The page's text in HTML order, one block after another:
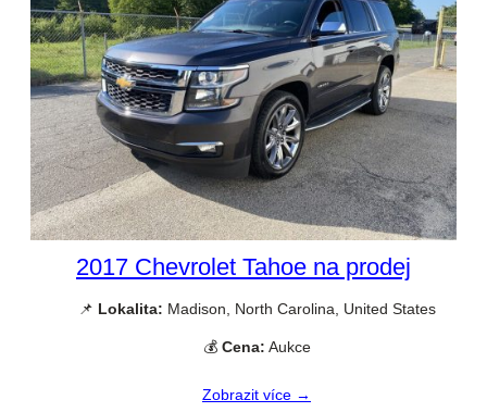
2017 Chevrolet Tahoe na prodej
📌 Lokalita: Madison, North Carolina, United States
💰 Cena: Aukce
Zobrazit více →